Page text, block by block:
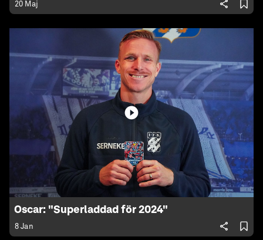
20 Maj
Oscar: "Superladdad för 2024"
8 Jan